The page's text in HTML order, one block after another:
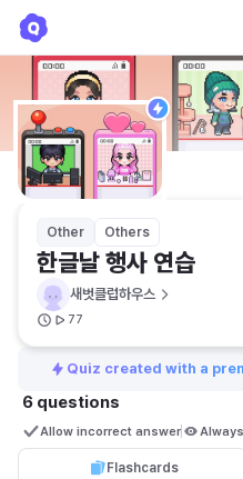
Other Others
한글날 행사 연습
새벗클럽하우스
77
Quiz created with a
6 questions
Allow incorrect answer
Flashcards